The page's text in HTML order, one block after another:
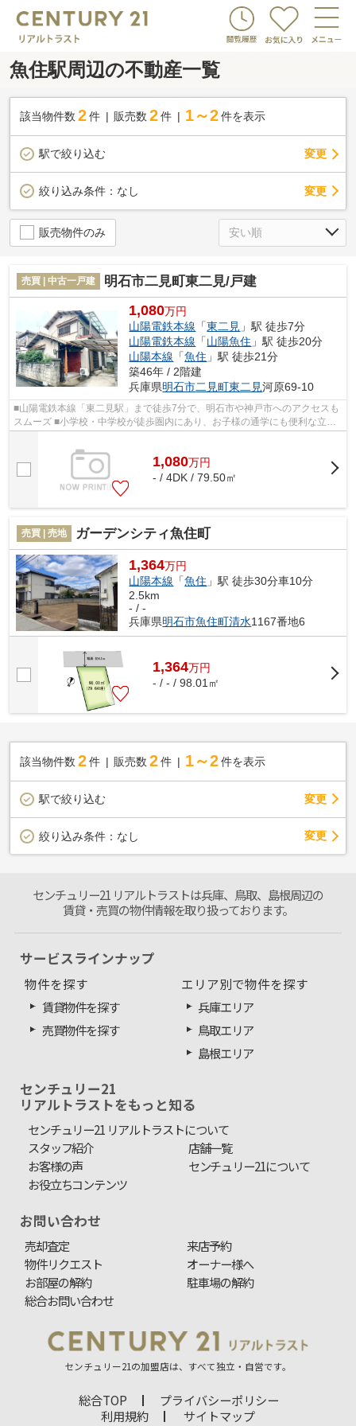
魚住駅周辺の不動産一覧
該当物件数 2件 販売数 2 件 1～2 件を表示
駅で絞り込む 変更
絞り込み条件： なし 変更
販売物件のみ
売買 | 中古一戸建 明石市二見町東二見/戸建
1,080万円
山陽電鉄本線 「東二見 」駅 徒歩7分
山陽電鉄本線 「山陽魚住 」駅 徒歩20分
山陽本線 「魚住 」駅 徒歩21分
築46年 / 2階建
兵庫県明石市二見町東二見河原69-10
■山陽電鉄本線「東二見駅」まで徒歩7分で、明石市や神戸市へのアクセスも
スムーズ ■小学校・中学校が徒歩圏内にあり、お子様の通学にも便利な立
1,080万円
- / 4DK / 79.50㎡
売買 | 売地 ガーデンシティ魚住町
1,364万円
山陽本線 「魚住 」駅 徒歩30分車10分
2.5km
- / -
兵庫県明石市魚住町清水1167番地6
1,364万円
- / - / 98.01㎡
該当物件数 2件 販売数 2 件 1～2 件を表示
駅で絞り込む 変更
絞り込み条件： なし 変更
センチュリー21 リアルトラストは兵庫、鳥取、島根周辺の
賃貸・売買の物件情報を取り扱っております。
サービスラインナップ
物件を探す
賃貸物件を探す
売買物件を探す
エリア別で物件を探す
兵庫エリア
鳥取エリア
島根エリア
センチュリー21
リアルトラストをもっと知る
センチュリー21 リアルトラストについて
スタッフ紹介
店舗一覧
お客様の声
センチュリー21について
お役立ちコンテンツ
お問い合わせ
売却査定
来店予約
物件リクエスト
オーナー様へ
お部屋の解約
駐車場の解約
総合お問い合わせ
センチュリー21の加盟店は、すべて独立・自営です。
総合TOP
プライバシーポリシー
利用規約
サイトマップ